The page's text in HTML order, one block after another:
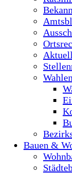
Wahlen
Bauen &